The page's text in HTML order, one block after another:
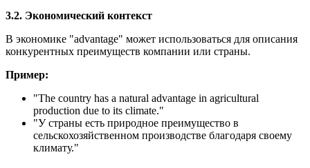
3.2. Экономический контекст
В экономике "advantage" может использоваться для описания
конкурентных преимуществ компании или страны.
Пример:
"The country has a natural advantage in agricultural
production due to its climate."
"У страны есть природное преимущество в
сельскохозяйственном производстве благодаря своему
климату."